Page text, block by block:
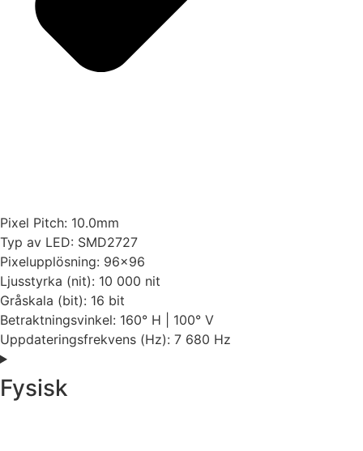
Pixel Pitch: 10.0mm
Typ av LED: SMD2727
Pixelupplösning: 96×96
Ljusstyrka (nit): 10 000 nit
Gråskala (bit): 16 bit
Betraktningsvinkel: 160° H | 100° V
Uppdateringsfrekvens (Hz): 7 680 Hz
Fysisk